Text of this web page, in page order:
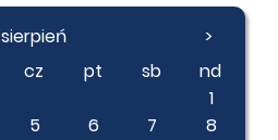
sierpień
>
cz pt sb
nd
1
5 6 7
8